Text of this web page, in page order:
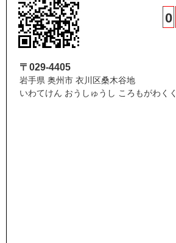
0
〒029-4405
岩手県 奥州市 衣川区桑木谷地
いわてけん おうしゅうし ころもがわく